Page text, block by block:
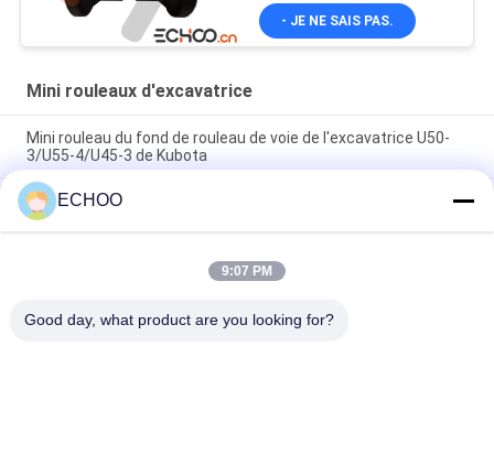
- JE NE SAIS PAS.
Mini rouleaux d'excavatrice
Mini rouleau du fond de rouleau de voie de l'excavatrice U50-
3/U55-4/U45-3 de Kubota
9106672 train d'atterrissage d'excavatrice du rouleau
9106672 de voie le mini partie le rouleau inférieur
Le rouleau Takeuchi de la voie TB020 partie pièces de
Takeuchi de mini de train d'atterrissage rouleau inférieur
ECHOO
9:07 PM
Good day, what product are you looking for?